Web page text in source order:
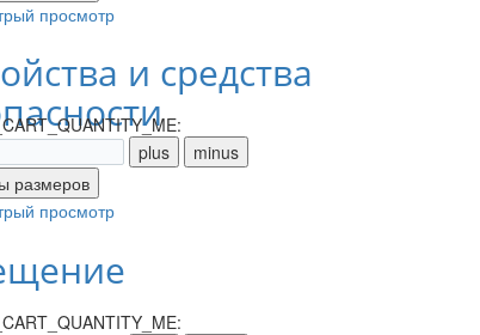
просмотр
и средства
просмотр